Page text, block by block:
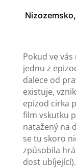
Pokud ve
jednu z
dalece od
existuje,
epizod cirka
film vskutku
natažený na
se tu skoro
způsobila
dost ubíjející).